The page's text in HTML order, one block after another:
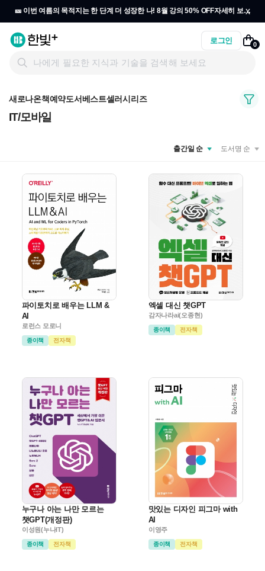
🎫 이번 여름의 목적지는 한 단계 더 성장한 나! 8월 강의 50% OFF자세히 보기
x
로그인 0
새로나온책예약도서베스트셀러시리즈
IT/모바일
도서명 순
출간일 순
파이토치로 배우는 LLM &
AI
로런스 모로니
종이책 전자책
엑셀 대신 챗GPT
감자나라ai(오종현)
종이책 전자책
누구나 아는 나만 모르는
챗GPT(개정판)
이성원(누나IT)
종이책 전자책
맛있는 디자인 피그마 with
AI
이영주
종이책 전자책